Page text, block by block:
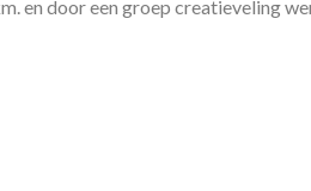
en door een groep creatieveling